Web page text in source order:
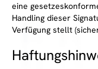
eine
Handling dieser
Verfügung stellt